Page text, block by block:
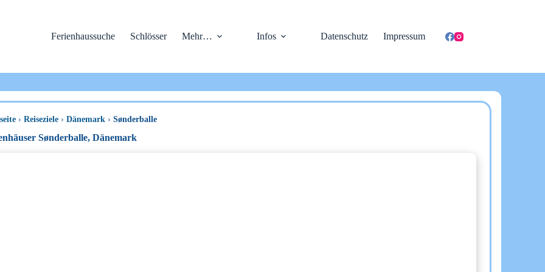
Ferienhaussuche Schlösser Mehr… Infos Datenschutz Impressum
› Reiseziele › Dänemark › Sønderballe
Sønderballe, Dänemark